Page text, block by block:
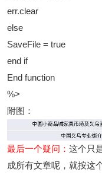
err.clear
else
SaveFile = true
end if
End function
%>
附图：
最后一个疑问：这个只
成所有文章呢，就按这